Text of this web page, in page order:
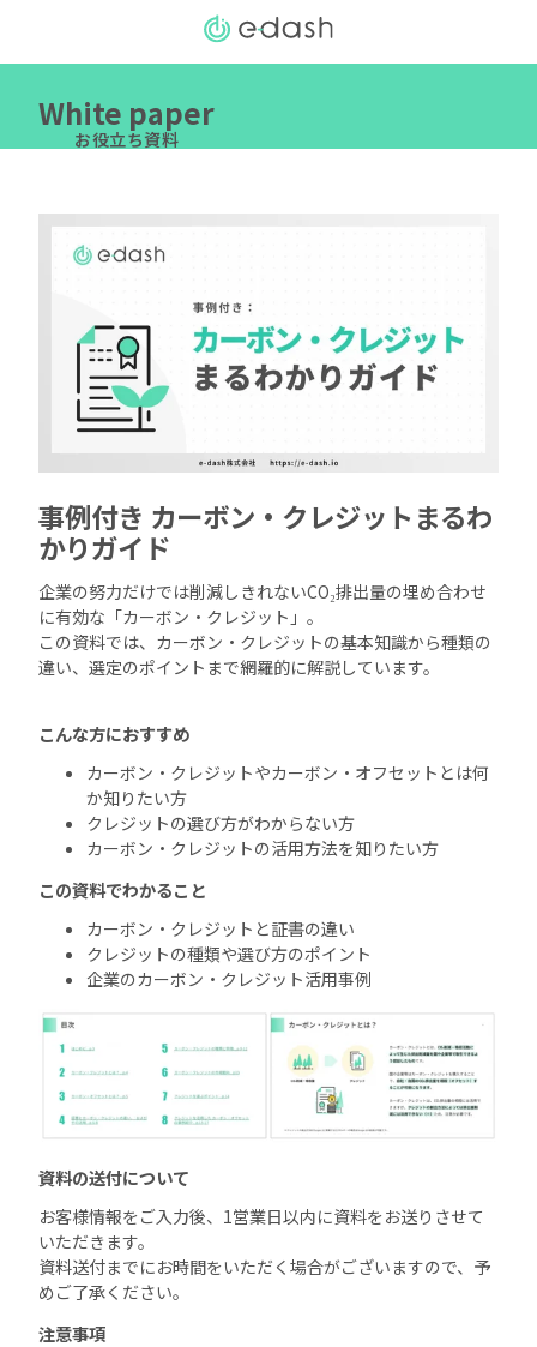
White paper
お役立ち資料
事例付き カーボン・クレジットまるわ
かりガイド
企業の努力だけでは削減しきれないCO₂排出量の埋め合わせ
に有効な「カーボン・クレジット」。
この資料では、カーボン・クレジットの基本知識から種類の
違い、選定のポイントまで網羅的に解説しています。
こんな方におすすめ
カーボン・クレジットやカーボン・オフセットとは何
か知りたい方
クレジットの選び方がわからない方
カーボン・クレジットの活用方法を知りたい方
この資料でわかること
カーボン・クレジットと証書の違い
クレジットの種類や選び方のポイント
企業のカーボン・クレジット活用事例
資料の送付について
お客様情報をご入力後、1営業日以内に資料をお送りさせて
いただきます。
資料送付までにお時間をいただく場合がございますので、予
めご了承ください。
注意事項